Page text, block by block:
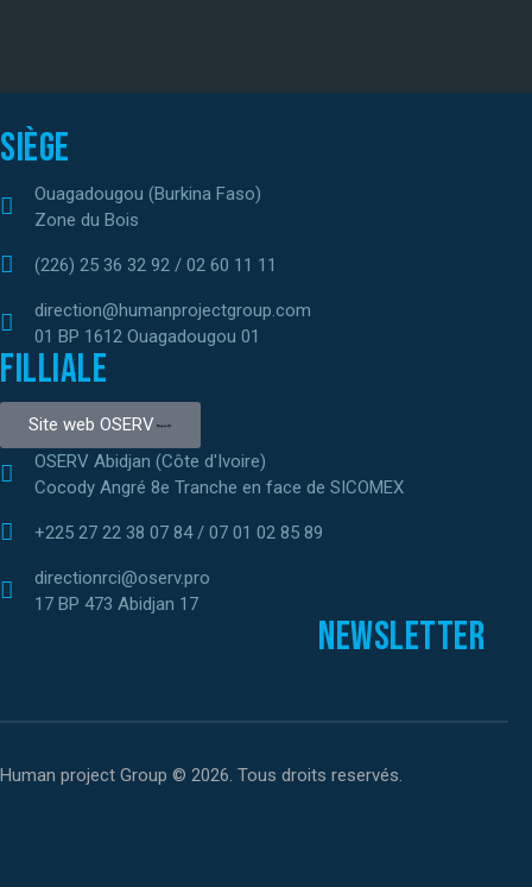
Siège
Ouagadougou (Burkina Faso)
Zone du Bois
(226) 25 36 32 92 / 02 60 11 11
direction@humanprojectgroup.com
01 BP 1612 Ouagadougou 01
Filliale
Site web OSERV
OSERV Abidjan (Côte d'Ivoire)
Cocody Angré 8e Tranche en face de SICOMEX
+225 27 22 38 07 84 / 07 01 02 85 89
directionrci@oserv.pro
17 BP 473 Abidjan 17
Newsletter
Human project Group © 2026. Tous droits reservés.